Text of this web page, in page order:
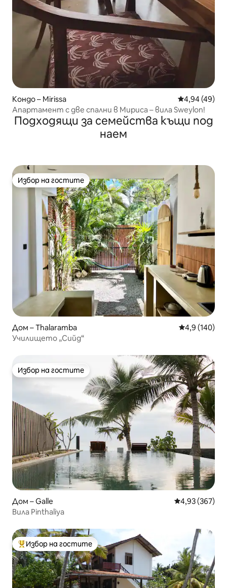
Кондо – Mirissa Средна
4,94 (49)
Апартамент с две спални в Мириса – вила Sweylon!
Подходящи за семейства къщи под
наем
Избор на гостите
Избор на гостите
Дом – Thalaramba Средна
4,9 (140)
Училището „Сийд“
Избор на гостите
Избор на гостите
Дом – Galle Средна
4,93 (367)
Вила Pinthaliya
Най-популярен избор на гостите
Избор на гостите